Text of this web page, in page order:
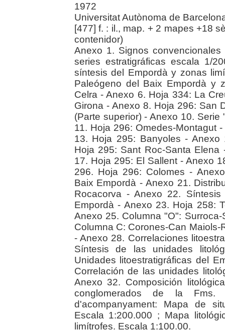
1972
Universitat Autònoma de
[477] f. : il., map. + 2 mapes +18
contenidor)
Anexo 1. Signos
series estratigráficas escala 1/
síntesis del Empordà y zonas
Paleógeno del Baix Empordà y
Celra - Anexo 6. Hoja 334: La
Girona - Anexo 8. Hoja 296: San
(Parte superior) - Anexo 10.
11. Hoja 296: Omedes-Montagut
13. Hoja 295: Banyoles -
Hoja 295: Sant Roc-Santa
17. Hoja 295: El Sallent - Anexo
296. Hoja 296: Colomes -
Baix Empordà - Anexo 21.
Rocacorva - Anexo 22.
Empordà - Anexo 23. Hoja 258:
Anexo 25. Columna "O":
Columna C: Corones-Can
- Anexo 28. Correlaciones
Síntesis de las unidades
Unidades litoestratigráficas del
Correlación de las unidades
Anexo 32. Composición
conglomerados de la Fms.
d'acompanyament: Mapa de
Escala 1:200.000 ; Mapa
limítrofes. Escala 1:100.00.